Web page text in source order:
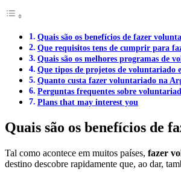
Quais são os benefícios de fazer
Que requisitos tens de cumprir para
Quais são os melhores programas de
Que tipos de projetos de voluntariado
Quanto custa fazer voluntariado na
Perguntas frequentes sobre
Plans that may interest you
Quais são os benefícios de
Tal como acontece em muitos países, fazer
destino descobre rapidamente que, ao dar,